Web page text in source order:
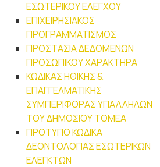
ΕΣΩΤΕΡΙΚΟΥ ΕΛΕΓΧΟΥ
ΕΠΙΧΕΙΡΗΣΙΑΚΟΣ
ΠΡΟΓΡΑΜΜΑΤΙΣΜΟΣ
ΠΡΟΣΤΑΣΙΑ ΔΕΔΟΜΕΝΩΝ
ΠΡΟΣΩΠΙΚΟΥ ΧΑΡΑΚΤΗΡΑ
ΚΩΔΙΚΑΣ ΗΘΙΚΗΣ &
ΕΠΑΓΓΕΛΜΑΤΙΚΗΣ
ΣΥΜΠΕΡΙΦΟΡΑΣ ΥΠΑΛΛΗΛΩΝ
ΤΟΥ ΔΗΜΟΣΙΟΥ ΤΟΜΕΑ
ΠΡΟΤΥΠΟ ΚΩΔΙΚΑ
ΔΕΟΝΤΟΛΟΓΙΑΣ ΕΣΩΤΕΡΙΚΩΝ
ΕΛΕΓΚΤΩΝ